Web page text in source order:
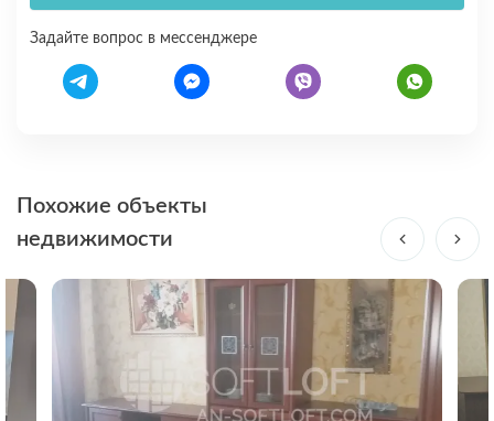
Задайте вопрос в мессенджере
Похожие объекты
недвижимости